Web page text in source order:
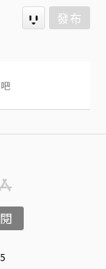
發布